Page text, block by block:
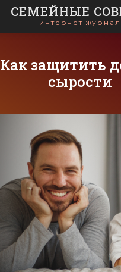
СЕМЕЙНЫЕ
интернет журнал
Как защитить
сырости